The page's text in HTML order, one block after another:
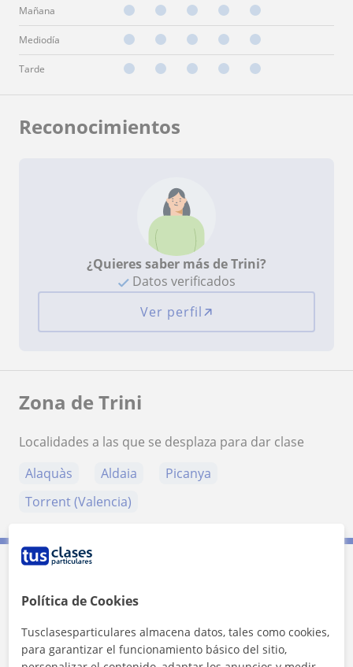
Mañana
Mediodía
Tarde
Reconocimientos
¿Quieres saber más de Trini?
Datos verificados
Ver perfil
Zona de Trini
Localidades a las que se desplaza para dar clase
Alaquàs
Aldaia
Picanya
Torrent (Valencia)
Tarifa 15€/h
Política de Cookies
Tusclasesparticulares almacena datos, tales como cookies,
para garantizar el funcionamiento básico del sitio,